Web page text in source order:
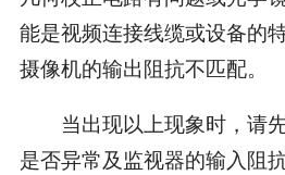
能是视频连接线缆或设备的
摄像机的输出阻抗不匹配。
当出现以上现象时，请
是否异常及监视器的输入阻